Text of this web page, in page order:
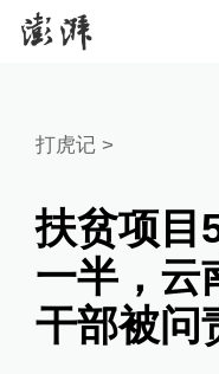
打虎记>
扶贫项目
一半，云
干部被问